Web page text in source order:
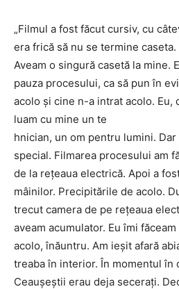
„Filmul a fost făcut cursiv, cu
era frică să nu se termine
Aveam o singură casetă la mine.
pauza procesului, ca să pun în
acolo şi cine n-a intrat acolo. Eu,
luam cu mine un te
hnician, un om pentru lumini.
special. Filmarea procesului am
de la reţeaua electrică. Apoi a
mâinilor. Precipitările de acolo.
trecut camera de pe reţeaua
aveam acumulator. Eu îmi
acolo, înăuntru. Am ieşit afară
treaba în interior. În momentul în
Ceauşeştii erau deja seceraţi.